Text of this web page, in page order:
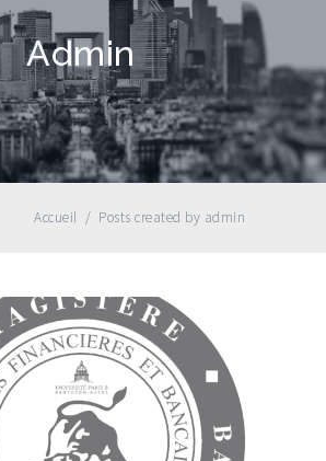
Admin
Accueil / Posts created by admin